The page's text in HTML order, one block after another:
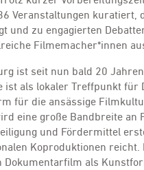
Veranstaltungen kuratiert,
und zu engagierten
Filmemacher*innen
ist seit nun bald 20
ist als lokaler Treffpunkt
für die ansässige
eine große Bandbreite an
und Fördermittel
Koproduktionen reicht.
als